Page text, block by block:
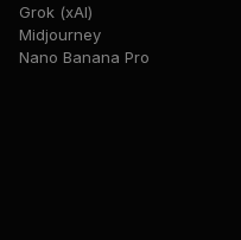
Grok (xAI)
Midjourney
Nano Banana Pro